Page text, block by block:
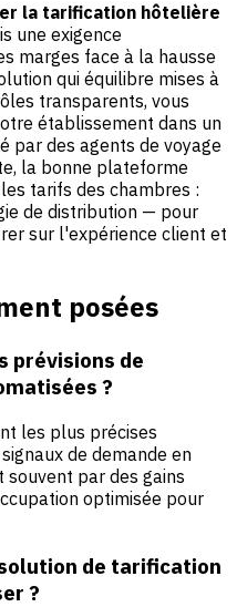
la tarification hôtelière
une exigence
marges face à la hausse
qui équilibre mises à
transparents, vous
établissement dans un
par des agents de voyage
la bonne plateforme
tarifs des chambres :
de distribution — pour
sur l'expérience client et
posées
prévisions de
?
les plus précises
de demande en
par des gains
optimisée pour
de tarification
?